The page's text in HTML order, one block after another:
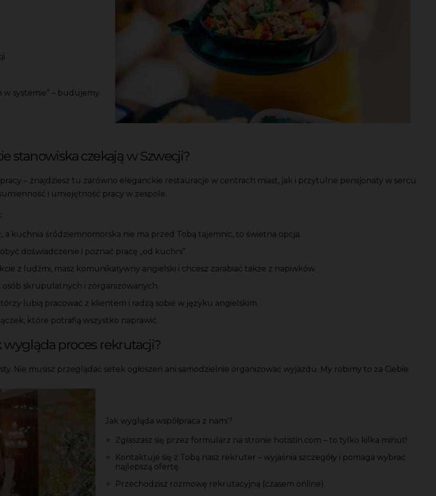
w systemie” – budujemy
stanowiska czekają w Szwecji?
– znajdziesz tu zarówno eleganckie restauracje w centrach miast, jak i przytulne pensjonaty w sercu
i umiejętność pracy w zespole.
kuchnia śródziemnomorska nie ma przed Tobą tajemnic, to świetna opcja.
doświadczenie i poznać pracę „od kuchni”.
z ludźmi, masz komunikatywny angielski i chcesz zarabiać także z napiwków.
osób skrupulatnych i zorganizowanych.
lubią pracować z klientem i radzą sobie w języku angielskim.
które potrafią wszystko naprawić.
wygląda proces rekrutacji?
Nie musisz przeglądać setek ogłoszeń ani samodzielnie organizować wyjazdu. My robimy to za Ciebie.
Jak wygląda współpraca z nami?
Zgłaszasz się przez formularz na stronie hotistin.com – to tylko kilka minut!
Kontaktuje się z Tobą nasz rekruter – wyjaśnia szczegóły i pomaga wybrać
najlepszą ofertę.
Przechodzisz rozmowę rekrutacyjną (czasem online).